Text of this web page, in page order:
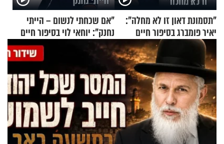
"תסמונת דאון זו לא מחלה":
יאיר פומברג בסיפור חיים
מעורר השראה
"אם שכחתי לנשום – הייתי
נחנק": יוחאי לוי בסיפור חיים
מעורר השראה